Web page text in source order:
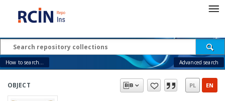
How to search... Advanced search
OBJECT PL EN